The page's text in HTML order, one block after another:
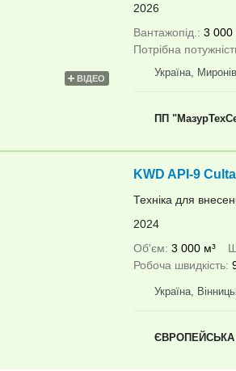
ВІДЕО
2026
Вантажопід.
3 000
Потрібна
Україна,
ПП
KWD API-9
Техніка для
2024
Об'єм 3 000 м³
Робоча швидкість
Україна,
ЄВРОПЕЙСЬКА